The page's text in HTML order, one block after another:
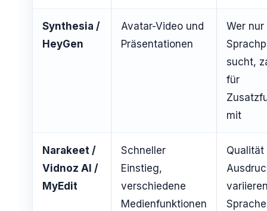
Synthesia /
HeyGen
Avatar-Video und
Präsentationen
Wer nur
sucht,
für
mit
Narakeet /
Vidnoz AI /
MyEdit
Schneller
Einstieg,
verschiedene
Medienfunktionen
Qualität
Sprache